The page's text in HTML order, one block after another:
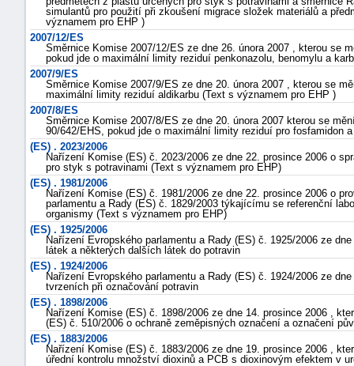
simulantů pro použití při zkoušení migrace složek materiálů a
významem pro EHP )
2007/12/ES
Směrnice Komise 2007/12/ES ze dne 26. února 2007 , kterou se
pokud jde o maximální limity reziduí penkonazolu, benomylu a
2007/9/ES
Směrnice Komise 2007/9/ES ze dne 20. února 2007 , kterou se
maximální limity reziduí aldikarbu (Text s významem pro EHP )
2007/8/ES
Směrnice Komise 2007/8/ES ze dne 20. února 2007 kterou se
90/642/EHS, pokud jde o maximální limity reziduí pro fosfamidon
(ES) . 2023/2006
Nařízení Komise (ES) č. 2023/2006 ze dne 22. prosince 2006 o
pro styk s potravinami (Text s významem pro EHP)
(ES) . 1981/2006
Nařízení Komise (ES) č. 1981/2006 ze dne 22. prosince 2006 o
parlamentu a Rady (ES) č. 1829/2003 týkajícímu se referenční
organismy (Text s významem pro EHP)
(ES) . 1925/2006
Nařízení Evropského parlamentu a Rady (ES) č. 1925/2006 ze
látek a některých dalších látek do potravin
(ES) . 1924/2006
Nařízení Evropského parlamentu a Rady (ES) č. 1924/2006 ze
tvrzeních při označování potravin
(ES) . 1898/2006
Nařízení Komise (ES) č. 1898/2006 ze dne 14. prosince 2006 ,
(ES) č. 510/2006 o ochraně zeměpisných označení a označení
(ES) . 1883/2006
Nařízení Komise (ES) č. 1883/2006 ze dne 19. prosince 2006 ,
úřední kontrolu množství dioxinů a PCB s dioxinovým efektem v